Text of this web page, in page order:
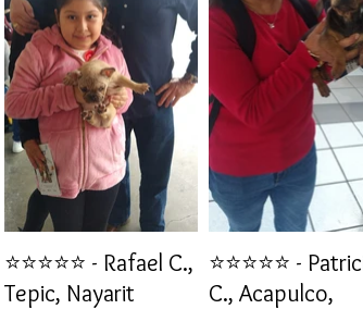
⭐⭐⭐⭐⭐ - Rafael C.,
Tepic, Nayarit
⭐⭐⭐⭐⭐ -
C., Acapulco,